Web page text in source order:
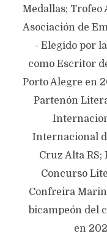
Medallas; Trofeo
Asociación de
- Elegido por
como Escritor
Porto Alegre en
Partenón
Internacional
Cruz Alta
Concurso
Confreira
bicampeón del
en